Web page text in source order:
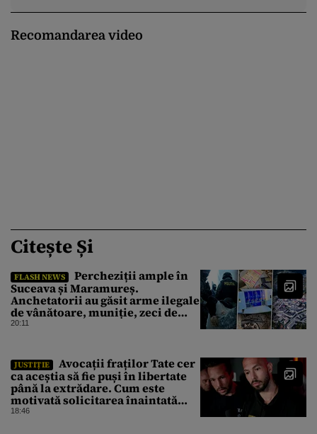
Recomandarea video
Citește Și
FLASH NEWS
Percheziții ample în
Suceava și Maramureș.
Anchetatorii au găsit arme ilegale
de vânătoare, muniție, zeci de
trofee de vânat și materiale
20:11
JUSTIȚIE
Avocații fraților Tate cer
ca aceștia să fie puși în libertate
până la extrădare. Cum este
motivată solicitarea înaintată
instanței
18:46